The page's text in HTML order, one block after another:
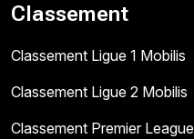
Classement
Classement Ligue 1 Mobilis
Classement Ligue 2 Mobilis
Classement Premier League